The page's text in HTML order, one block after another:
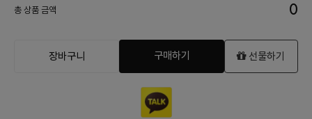
총 상품 금액 0
장바구니 구매하기 선물하기